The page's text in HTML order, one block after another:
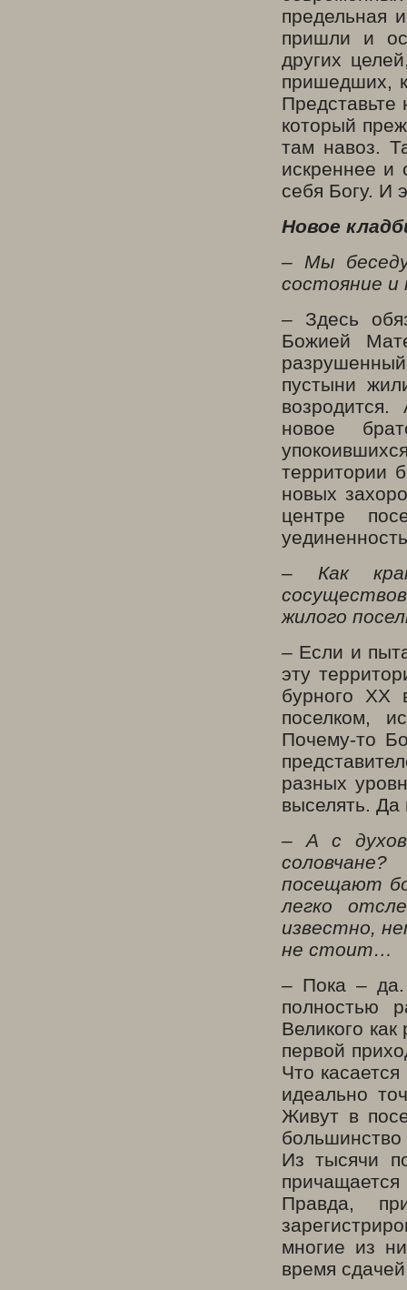
предельная
пришли и
других
пришедших,
который
там навоз.
искреннее и
себя Богу. И
Новое
– Мы
состояние и
– Здесь
Божией
пустыни
новое
территории
новых
центре
– Как
жилого
– Если и
эту
бурного ХХ
поселком,
Почему-то
разных
выселять. Да
– А с
посещают
легко
известно,
не стоит…
– Пока – да.
полностью
Великого
первой
Что
идеально
Живут в
Из тысячи
Правда,
многие из
время